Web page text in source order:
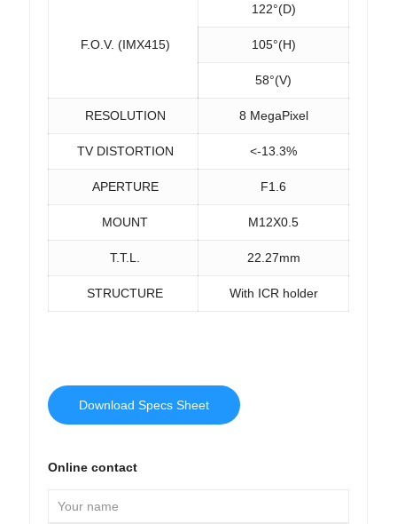
F.O.V. (IMX415)
122°(D)
105°(H)
58°(V)
RESOLUTION 8 MegaPixel
TV DISTORTION <-13.3%
APERTURE F1.6
MOUNT M12X0.5
T.T.L. 22.27mm
STRUCTURE With ICR holder
Download Specs Sheet
Online contact